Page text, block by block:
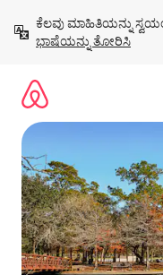
ಹೋಗಿ
ಕೆಲವು ಮಾಹಿತಿಯನ್ನು
ಭಾಷೆಯನ್ನು ತೋರಿಸಿ